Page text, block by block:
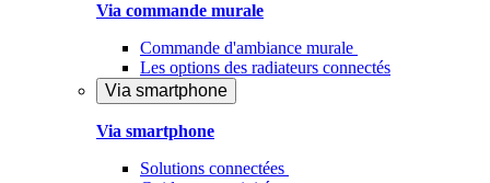
Via commande murale
Commande d'ambiance murale
Les options des radiateurs connectés
Via smartphone
Via smartphone
Solutions connectées